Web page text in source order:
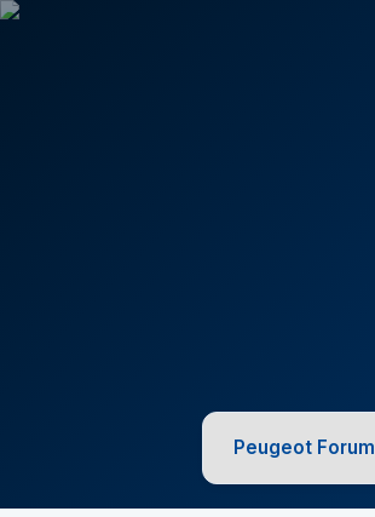
Peugeot Forum